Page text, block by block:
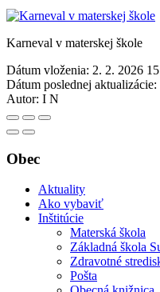
Karneval v materskej škole
Dátum vloženia: 2. 2. 2026
Dátum poslednej aktualizácie:
Autor: I N
Obec
Aktuality
Ako vybaviť
Inštitúcie
Materská škola
Základná škola
Zdravotné
Pošta